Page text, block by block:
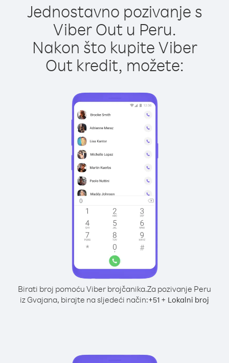
Jednostavno pozivanje s
Viber Out u Peru.
Nakon što kupite Viber
Out kredit, možete:
Birati broj pomoću Viber brojčanika.Za pozivanje Peru
iz Gvajana, birajte na sljedeći način:+51 + Lokalni broj